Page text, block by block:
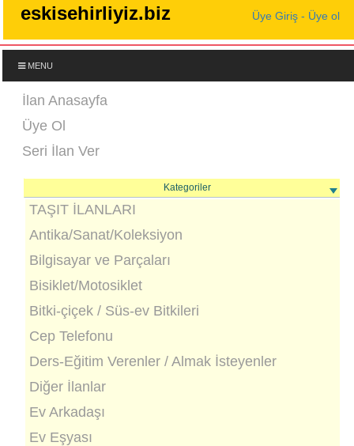
eskisehirliyiz.biz Üye Giriş - Üye ol
MENU
İlan Anasayfa
Üye Ol
Seri İlan Ver
Kategoriler
TAŞIT İLANLARI
Antika/Sanat/Koleksiyon
Bilgisayar ve Parçaları
Bisiklet/Motosiklet
Bitki-çiçek / Süs-ev Bitkileri
Cep Telefonu
Ders-Eğitim Verenler / Almak İsteyenler
Diğer İlanlar
Ev Arkadaşı
Ev Eşyası